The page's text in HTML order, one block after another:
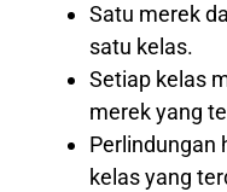
Satu merek
satu kelas.
Setiap kelas
merek yang
Perlindungan
kelas yang